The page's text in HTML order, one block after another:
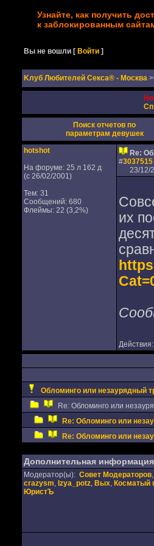
Узнайте, как получить
к заблокированным
Вы не вошли [Войти ]
Kлуб Любителей Секса® - Москва
Поиск отчетов по
параметрам девушек
hotshot
На форуме: 25 л 162 д
(с 26/02/2001)
Тем: 31
Сообщений: 680
Флеймы: 22 (3,2%)
Re:
#3037515
23/12/
их
Действия:
Обломинго или незаурядный
Re: Обломинго или
Re: Обломинго или
Re: Обломинго или
Дополнительная
Модератор(ы): Совет Модераторов,
crazysm, Izya_potz, Вых, Косматый
ЮристЪ